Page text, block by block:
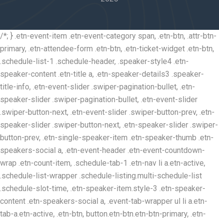
/*; } .etn-event-item .etn-event-category span, .etn-btn, .attr-btn-
primary, .etn-attendee-form .etn-btn, .etn-ticket-widget .etn-btn,
.schedule-list-1 .schedule-header, .speaker-style4 .etn-
speaker-content .etn-title a, .etn-speaker-details3 .speaker-
title-info, .etn-event-slider .swiper-pagination-bullet, .etn-
speaker-slider .swiper-pagination-bullet, .etn-event-slider
.swiper-button-next, .etn-event-slider .swiper-button-prev, .etn-
speaker-slider .swiper-button-next, .etn-speaker-slider .swiper-
button-prev, .etn-single-speaker-item .etn-speaker-thumb .etn-
speakers-social a, .etn-event-header .etn-event-countdown-
wrap .etn-count-item, .schedule-tab-1 .etn-nav li a.etn-active,
.schedule-list-wrapper .schedule-listing.multi-schedule-list
.schedule-slot-time, .etn-speaker-item.style-3 .etn-speaker-
content .etn-speakers-social a, .event-tab-wrapper ul li a.etn-
tab-a.etn-active, .etn-btn, button.etn-btn.etn-btn-primary, .etn-